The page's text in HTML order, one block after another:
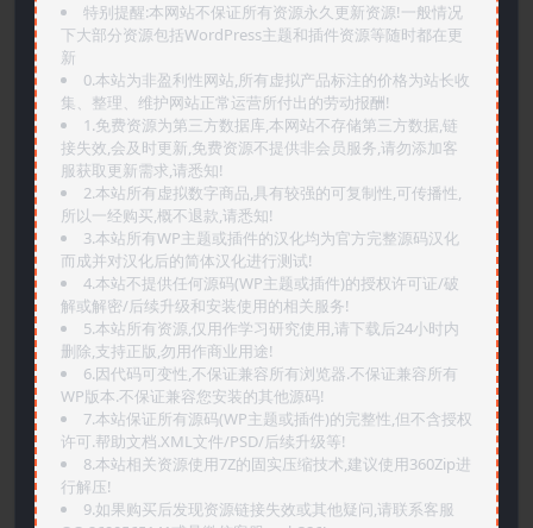
特别提醒:本网站不保证所有资源永久更新资源!一般情况
下大部分资源包括WordPress主题和插件资源等随时都在更
新
0.本站为非盈利性网站,所有虚拟产品标注的价格为站长收
集、整理、维护网站正常运营所付出的劳动报酬!
1.免费资源为第三方数据库,本网站不存储第三方数据,链
接失效,会及时更新,免费资源不提供非会员服务,请勿添加客
服获取更新需求,请悉知!
2.本站所有虚拟数字商品,具有较强的可复制性,可传播性,
所以一经购买,概不退款,请悉知!
3.本站所有WP主题或插件的汉化均为官方完整源码汉化
而成并对汉化后的简体汉化进行测试!
4.本站不提供任何源码(WP主题或插件)的授权许可证/破
解或解密/后续升级和安装使用的相关服务!
5.本站所有资源,仅用作学习研究使用,请下载后24小时内
删除,支持正版,勿用作商业用途!
6.因代码可变性,不保证兼容所有浏览器.不保证兼容所有
WP版本.不保证兼容您安装的其他源码!
7.本站保证所有源码(WP主题或插件)的完整性,但不含授权
许可.帮助文档.XML文件/PSD/后续升级等!
8.本站相关资源使用7Z的固实压缩技术,建议使用360Zip进
行解压!
9.如果购买后发现资源链接失效或其他疑问,请联系客服